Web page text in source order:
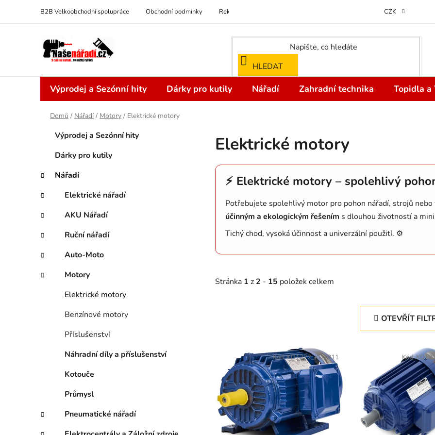
obsah
B2B Velkoobchodní spolupráce Obchodní podmínky Reklamace Odstoupení od
CZK
HLEDAT
Výprodej a Sezónní hity Dárky pro kutily Nářadí Zahradní technika Topidla a
Domů / Nářadí / Motory / Elektrické motory
t
r
a
n
í
a
n
e
Přeskočit
kategorie
g
r
e
Výprodej a Sezónní hity
Dárky pro kutily
Nářadí
Elektrické nářadí
AKU Nářadí
Ruční nářadí
Auto-Moto
Motory
Elektrické motory
Benzínové motory
Příslušenství
Náhradní díly a příslušenství
Kotouče
Průmysl
Pneumatické nářadí
Elektrické motory
⚡ Elektrické motory – spolehlivý
Potřebujete spolehlivý motor pro pohon nářadí, strojů
účinným a ekologickým řešením s dlouhou životností a
Tichý chod, vysoká účinnost a univerzální použití. ⚙️
Stránka 1 z 2 - 15 položek celkem
OTEVŘÍT
s
p
Kód:KD1222_KD1811 Kód: